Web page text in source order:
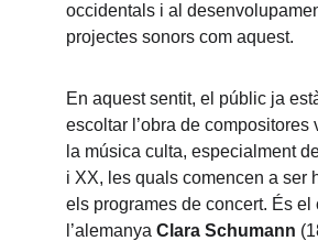
occidentals i al
projectes sonors com aquest.
En aquest sentit, el públic ja
escoltar l’obra de compositores
la música culta, especialment
i XX, les quals comencen a ser
els programes de concert. És el
l’alemanya Clara Schumann